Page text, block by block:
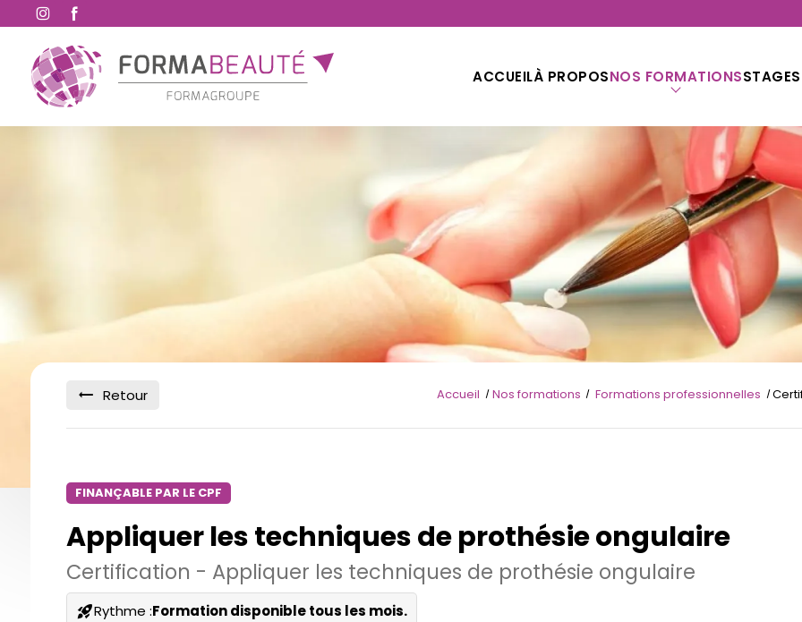
ACCUEILÀ PROPOSNOS FORMATIONS
Accueil Nos formations Formations professionnelles
Retour
FINANÇABLE PAR LE CPF
Appliquer les techniques de prothésie ongulaire
Certification - Appliquer les techniques de prothésie ongulaire
rocket_launchRythme :Formation disponible tous les mois.